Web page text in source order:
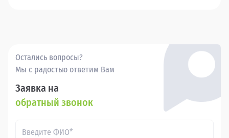
Остались вопросы?
Мы с радостью ответим Вам
Заявка на
обратный звонок